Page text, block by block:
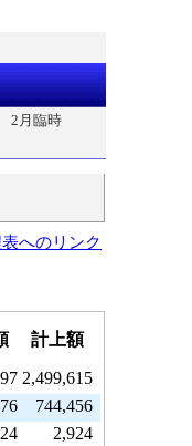
2月臨時
へのリンク
計上額
2,499,615
744,456
2,924